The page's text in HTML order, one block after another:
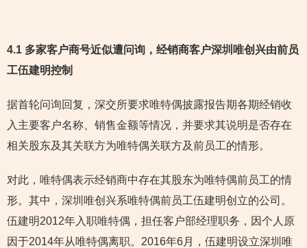
4.1 多家客户商号近似遭问询，经销商客户深圳唯创兴由前员
工伍建明控制
据首轮问询回复，深交所要求唯特偶披露报告期各期经销收
入主要客户名称、销售金额等情况，并要求其说明是否存在
相关股东及其关联方为唯特偶关联方及前员工的情形。
对此，唯特偶表示经销商中存在其股东为唯特偶前员工的情
形。其中，深圳唯创兴系唯特偶前员工伍建明创立的公司。
伍建明2012年入职唯特偶，担任客户部经理职务，因个人原
因于2014年从唯特偶离职。2016年6月，伍建明设立深圳唯